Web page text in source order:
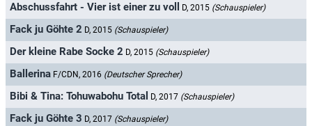
Abschussfahrt - Vier ist einer zu voll D, 2015 (Schauspieler)
Fack ju Göhte 2 D, 2015 (Schauspieler)
Der kleine Rabe Socke 2 D, 2015 (Schauspieler)
Ballerina F/CDN, 2016 (Deutscher Sprecher)
Bibi & Tina: Tohuwabohu Total D, 2017 (Schauspieler)
Fack ju Göhte 3 D, 2017 (Schauspieler)